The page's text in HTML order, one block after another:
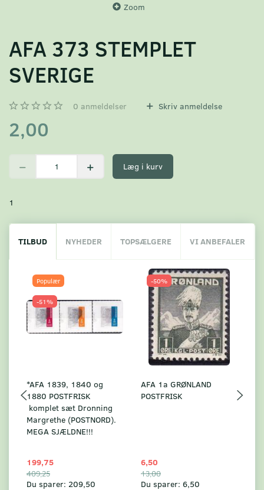
Zoom
AFA 373 STEMPLET
SVERIGE
0 anmeldelser Skriv anmeldelse
2,00
Læg i kurv
1
TILBUD NYHEDER TOPSÆLGERE VI ANBEFALER
Populær
-51%
*AFA 1839, 1840 og
1880 POSTFRISK
komplet sæt Dronning
Margrethe (POSTNORD).
MEGA SJÆLDNE!!!
199,75
409,25
Du sparer: 209,50
-50%
AFA 1a GRØNLAND
POSTFRISK
6,50
13,00
Du sparer: 6,50